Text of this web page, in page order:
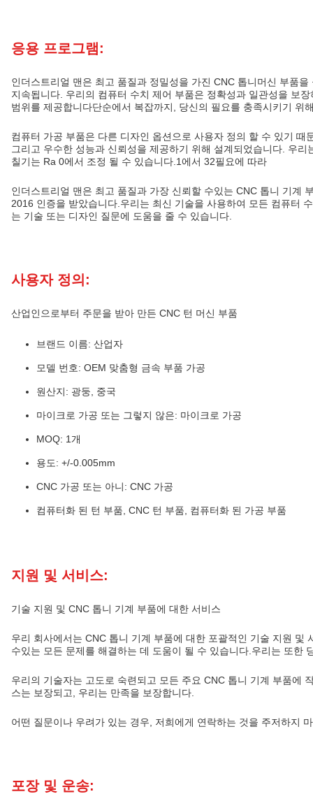
응용 프로그램:
인더스트리얼 맨은 최고 품질과 정밀성을 가진 CNC 톱니머신 부품
지속됩니다. 우리의 컴퓨터 수치 제어 부품은 정확성과 일관성을 보
범위를 제공합니다단순에서 복잡까지, 당신의 필요를 충족시키기 위
컴퓨터 가공 부품은 다른 디자인 옵션으로 사용자 정의 할 수 있기
그리고 우수한 성능과 신뢰성을 제공하기 위해 설계되었습니다. 우
칠기는 Ra 0에서 조정 될 수 있습니다.1에서 32필요에 따라
인더스트리얼 맨은 최고 품질과 가장 신뢰할 수있는 CNC 톱니 기계
2016 인증을 받았습니다.우리는 최신 기술을 사용하여 모든 컴퓨터
는 기술 또는 디자인 질문에 도움을 줄 수 있습니다.
사용자 정의:
산업인으로부터 주문을 받아 만든 CNC 턴 머신 부품
브랜드 이름: 산업자
모델 번호: OEM 맞춤형 금속 부품 가공
원산지: 광둥, 중국
마이크로 가공 또는 그렇지 않은: 마이크로 가공
MOQ: 1개
용도: +/-0.005mm
CNC 가공 또는 아니: CNC 가공
컴퓨터화 된 턴 부품, CNC 턴 부품, 컴퓨터화 된 가공 부품
지원 및 서비스:
기술 지원 및 CNC 톱니 기계 부품에 대한 서비스
우리 회사에서는 CNC 톱니 기계 부품에 대한 포괄적인 기술 지원
수있는 모든 문제를 해결하는 데 도움이 될 수 있습니다.우리는 또한
우리의 기술자는 고도로 숙련되고 모든 주요 CNC 톱니 기계 부품에
스는 보장되고, 우리는 만족을 보장합니다.
어떤 질문이나 우려가 있는 경우, 저희에게 연락하는 것을 주저하지
포장 및 운송: